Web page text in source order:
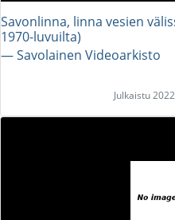
Savonlinna, linna vesien
1970-luvuilta)
― Savolainen Videoarkisto
Julkaistu